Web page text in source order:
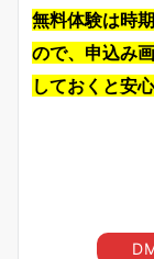
無料体験は時
ので、申込み
しておくと安心